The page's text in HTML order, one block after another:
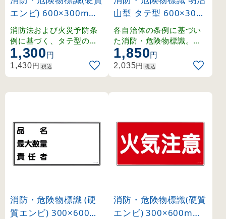
エンビ) 600×300mm
タテ型 危険物の類別・
保安監督者 (52016)
消防法および火災予防条
例に基づく、タテ型の硬
質エンビ製危険物標識。
1,300円
1,430円 税込
山型 タテ型 600×300
mm 立入禁止 スチー
ル (53118)
各自治体の条例に基づい
た消防・危険物標識。強
度を確保しつつ軽量化さ
れた明治山型仕様。
1,850円
2,035円 税込
消防・危険物標識 (硬
質エンビ) 300×600m
消防・危険物標識(硬質
エンビ) 300×600mm